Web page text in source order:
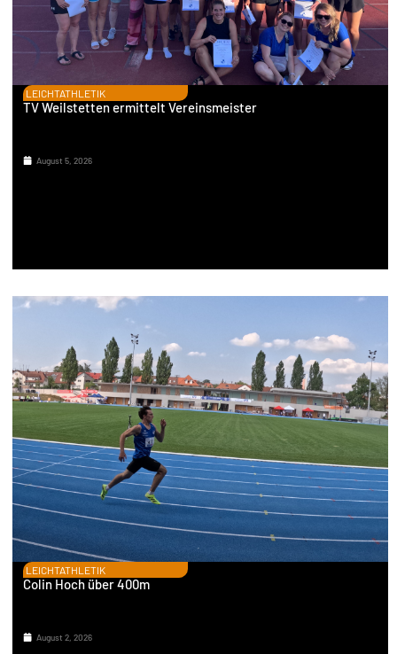
LEICHTATHLETIK
TV Weilstetten ermittelt Vereinsmeister
August 5, 2026
LEICHTATHLETIK
Colin Hoch über 400m
August 2, 2026